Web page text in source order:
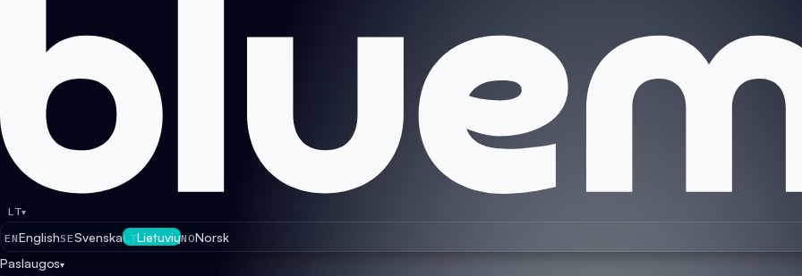
LT▾
ENEnglishSESvenskaLTLietuviųNONorsk
Paslaugos▾